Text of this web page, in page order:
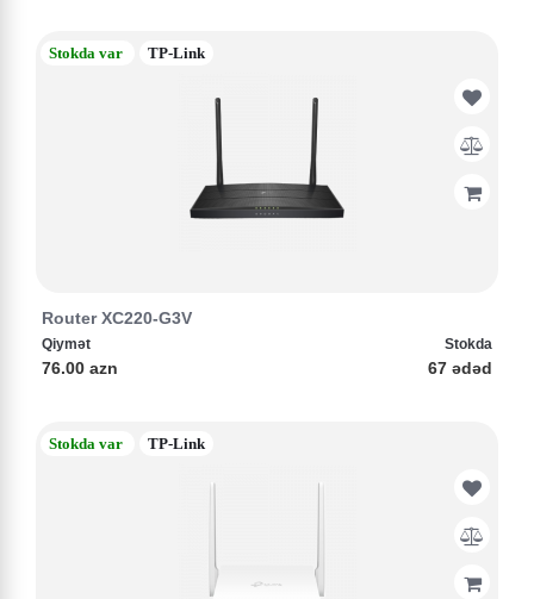
Stokda var TP-Link
Router XC220-G3V
Qiymət
76.00 azn
Stokda
67 ədəd
Stokda var TP-Link